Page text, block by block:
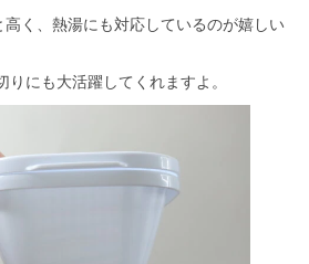
高く、熱湯にも対応しているのが嬉しい
にも大活躍してくれますよ。